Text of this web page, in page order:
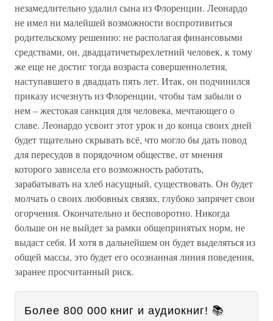
незамедлительно удалил сына из Флоренции. Леонардо
не имел ни малейшей возможности воспротивиться
родительскому решению: не располагая финансовыми
средствами, он, двадцатичетырехлетний человек, к тому
же еще не достиг тогда возраста совершеннолетия,
наступавшего в двадцать пять лет. Итак, он подчинился
приказу исчезнуть из Флоренции, чтобы там забыли о
нем – жестокая санкция для человека, мечтающего о
славе. Леонардо усвоит этот урок и до конца своих дней
будет тщательно скрывать всё, что могло бы дать повод
для пересудов в порядочном обществе, от мнения
которого зависела его возможность работать,
зарабатывать на хлеб насущный, существовать. Он будет
молчать о своих любовных связях, глубоко запрячет свои
огорчения. Окончательно и бесповоротно. Никогда
больше он не выйдет за рамки общепринятых норм, не
выдаст себя. И хотя в дальнейшем он будет выделяться из
общей массы, это будет его осознанная линия поведения,
заранее просчитанный риск.
Более 800 000 книг и аудиокниг! 📚